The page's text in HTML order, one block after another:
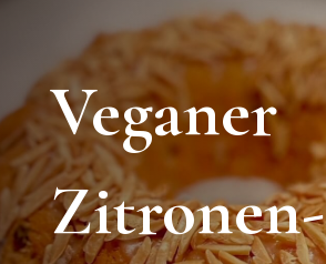
Veganer
Zitronen-